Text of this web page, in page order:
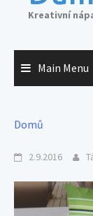
Kreativní
Main Menu
Domů
2.9.2016